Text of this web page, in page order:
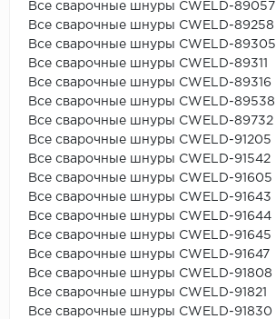
Все сварочные шнуры CWELD-89057
Все сварочные шнуры CWELD-89258
Все сварочные шнуры CWELD-89305
Все сварочные шнуры CWELD-89311
Все сварочные шнуры CWELD-89316
Все сварочные шнуры CWELD-89538
Все сварочные шнуры CWELD-89732
Все сварочные шнуры CWELD-91205
Все сварочные шнуры CWELD-91542
Все сварочные шнуры CWELD-91605
Все сварочные шнуры CWELD-91643
Все сварочные шнуры CWELD-91644
Все сварочные шнуры CWELD-91645
Все сварочные шнуры CWELD-91647
Все сварочные шнуры CWELD-91808
Все сварочные шнуры CWELD-91821
Все сварочные шнуры CWELD-91830